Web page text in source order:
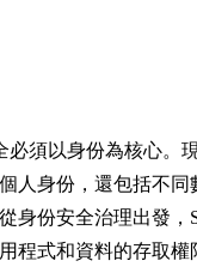
必須以身份為核心。
人身份，還包括不同
身份安全治理出發，
程式和資料的存取權